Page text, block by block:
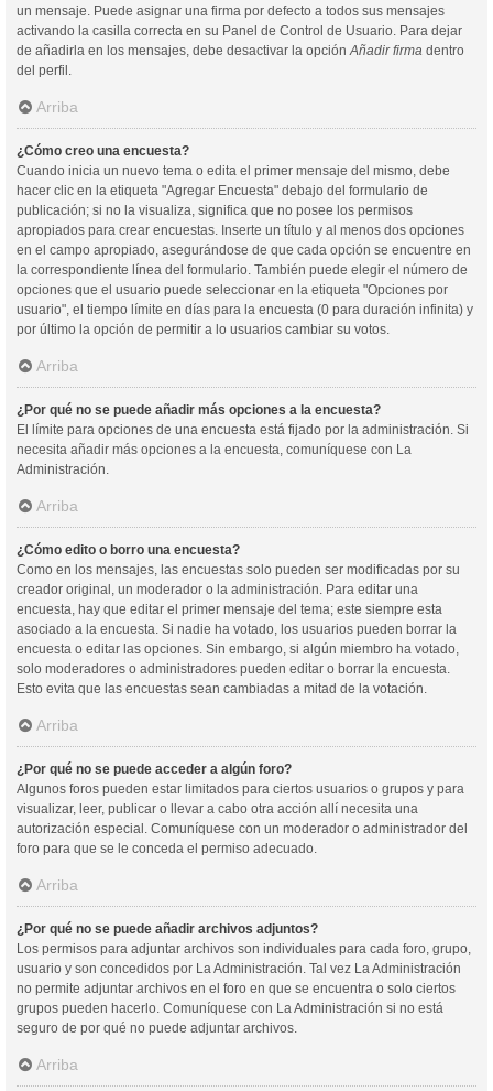
un mensaje. Puede asignar una firma por defecto a todos sus mensajes
activando la casilla correcta en su Panel de Control de Usuario. Para dejar
de añadirla en los mensajes, debe desactivar la opción Añadir firma dentro
del perfil.
Arriba
¿Cómo creo una encuesta?
Cuando inicia un nuevo tema o edita el primer mensaje del mismo, debe
hacer clic en la etiqueta "Agregar Encuesta" debajo del formulario de
publicación; si no la visualiza, significa que no posee los permisos
apropiados para crear encuestas. Inserte un título y al menos dos opciones
en el campo apropiado, asegurándose de que cada opción se encuentre en
la correspondiente línea del formulario. También puede elegir el número de
opciones que el usuario puede seleccionar en la etiqueta "Opciones por
usuario", el tiempo límite en días para la encuesta (0 para duración infinita) y
por último la opción de permitir a lo usuarios cambiar su votos.
Arriba
¿Por qué no se puede añadir más opciones a la encuesta?
El límite para opciones de una encuesta está fijado por la administración. Si
necesita añadir más opciones a la encuesta, comuníquese con La
Administración.
Arriba
¿Cómo edito o borro una encuesta?
Como en los mensajes, las encuestas solo pueden ser modificadas por su
creador original, un moderador o la administración. Para editar una
encuesta, hay que editar el primer mensaje del tema; este siempre esta
asociado a la encuesta. Si nadie ha votado, los usuarios pueden borrar la
encuesta o editar las opciones. Sin embargo, si algún miembro ha votado,
solo moderadores o administradores pueden editar o borrar la encuesta.
Esto evita que las encuestas sean cambiadas a mitad de la votación.
Arriba
¿Por qué no se puede acceder a algún foro?
Algunos foros pueden estar limitados para ciertos usuarios o grupos y para
visualizar, leer, publicar o llevar a cabo otra acción allí necesita una
autorización especial. Comuníquese con un moderador o administrador del
foro para que se le conceda el permiso adecuado.
Arriba
¿Por qué no se puede añadir archivos adjuntos?
Los permisos para adjuntar archivos son individuales para cada foro, grupo,
usuario y son concedidos por La Administración. Tal vez La Administración
no permite adjuntar archivos en el foro en que se encuentra o solo ciertos
grupos pueden hacerlo. Comuníquese con La Administración si no está
seguro de por qué no puede adjuntar archivos.
Arriba